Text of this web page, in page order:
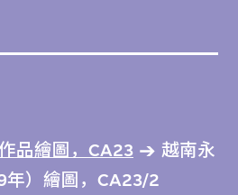
品繪圖，CA23
越南永
）繪圖，CA23/2